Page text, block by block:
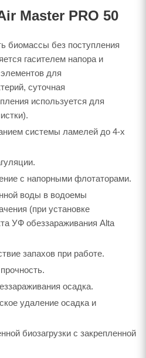
Master PRO 50
биомассы без поступления
гасителем напора и
для
суточная
используется для
системы ламелей до 4-х
с напорными флотаторами.
воды в водоемы
(при установке
УФ обеззараживания Alta
запахов при работе.
осадка.
удаление осадка и
биозагрузки с закрепленной